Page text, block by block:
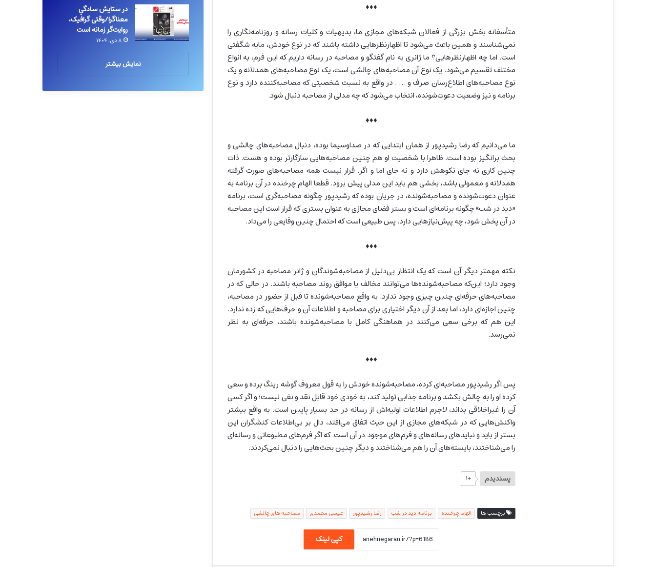
♦♦♦
متأسفانه بخش بزرگی از فعالان شبکه‌های مجازی ما، بدیهیات و کلیات رسانه و روزنامه‌نگاری را
نمی‌شناسند و همین باعث می‌شود تا اظهارنظرهایی داشته باشند که در نوع خودش، مایه شگفتی
است. اما چه اظهارنظرهایی؟ ما ژانری به نام گفتگو و مصاحبه در رسانه داریم که این فرم، به انواع
مختلف تقسیم می‌شود. یک نوع آن مصاحبه‌های چالشی است، یک نوع مصاحبه‌های همدلانه و یک
نوع مصاحبه‌های اطلاع‌رسان صرف و … . در واقع به نسبت شخصیتی که مصاحبه‌کننده دارد و نوع
برنامه و نیز وضعیت دعوت‌شونده، انتخاب می‌شود که چه مدلی از مصاحبه دنبال شود.
♦♦♦
ما می‌دانیم که رضا رشیدپور از همان ابتدایی که در صداوسیما بوده، دنبال مصاحبه‌های چالشی و
بحث برانگیز بوده است. ظاهرا با شخصیت او هم چنین مصاحبه‌هایی سازگارتر بوده و هست. ذات
چنین کاری نه جای نکوهش دارد و نه جای اما و اگر. قرار نیست همه مصاحبه‌های صورت گرفته
همدلانه و معمولی باشد، بخشی هم باید این مدلی پیش برود. قطعا الهام چرخنده در آن برنامه به
عنوان دعوت‌شونده و مصاحبه‌شونده، در جریان بوده که رشیدپور چگونه مصاحبه‌گری است، برنامه
«دید در شب» چگونه برنامه‌ای است و بستر فضای مجازی به عنوان بستری که قرار است این مصاحبه
در آن پخش شود، چه پیش‌نیازهایی دارد. پس طبیعی است که احتمال چنین وقایعی را می‌داد.
♦♦♦
نکته مهمتر دیگر آن است که یک انتظار بی‌دلیل از مصاحبه‌شوندگان و ژانر مصاحبه در کشورمان
وجود دارد؛ این‌که مصاحبه‌شونده‌ها می‌توانند مخالف یا موافق روند مصاحبه باشند. در حالی که در
مصاحبه‌های حرفه‌ای چنین چیزی وجود ندارد. به واقع مصاحبه‌شونده تا قبل از حضور در مصاحبه،
چنین اجازه‌ای دارد، اما بعد از آن دیگر اختیاری برای مصاحبه و اطلاعات آن و حرف‌هایی که زده ندارد.
این هم که برخی سعی می‌کنند در هماهنگی کامل با مصاحبه‌شونده باشند، حرفه‌ای به نظر
نمی‌رسد.
♦♦♦
پس اگر رشیدپور مصاحبه‌ای ‌کرده، مصاحبه‌شونده خودش را به قول معروف گوشه رینگ برده و سعی
کرده او را به چالش بکشد و برنامه جذابی تولید کند، به خودی خود قابل نقد و نفی نیست؛ و اگر کسی
آن را غیراخلاقی بداند، لاجرم اطلاعات اولیه‌اش از رسانه در حد بسیار پایین است. به واقع بیشتر
واکنش‌هایی که در شبکه‌های مجازی از این حیث اتفاق می‌افتد، دال بر بی‌اطلاعات کنشگران این
بستر از باید و نبایدهای رسانه‌های و فرم‌های موجود در آن است. که اگر فرم‌های مطبوعاتی و رسانه‌ای
را می‌شناختند، بایسته‌های آن را هم می‌شناختند و دیگر چنین بحث‌هایی را دنبال نمی‌کردند.
پسندیدم +۱
برچسب ها الهام چرخنده برنامه دید در شب رضا رشیدپور عیسی محمدی مصاحبه های چالشی
کپی لینک
در ستایش سادگیِ
معناگرا/وقتی گرافیک،
روایت‌گر زمانه است
۸ دی, ۱۴۰۴
نمایش بیشتر